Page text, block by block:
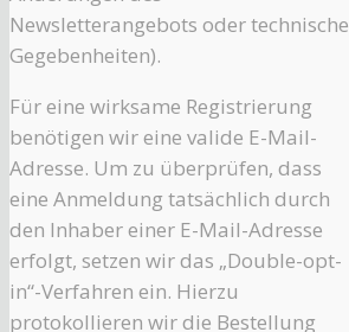
Newsletterangebots oder technische
Gegebenheiten).
Für eine wirksame Registrierung
benötigen wir eine valide E-Mail-
Adresse. Um zu überprüfen, dass
eine Anmeldung tatsächlich durch
den Inhaber einer E-Mail-Adresse
erfolgt, setzen wir das „Double-opt-
in“-Verfahren ein. Hierzu
protokollieren wir die Bestellung